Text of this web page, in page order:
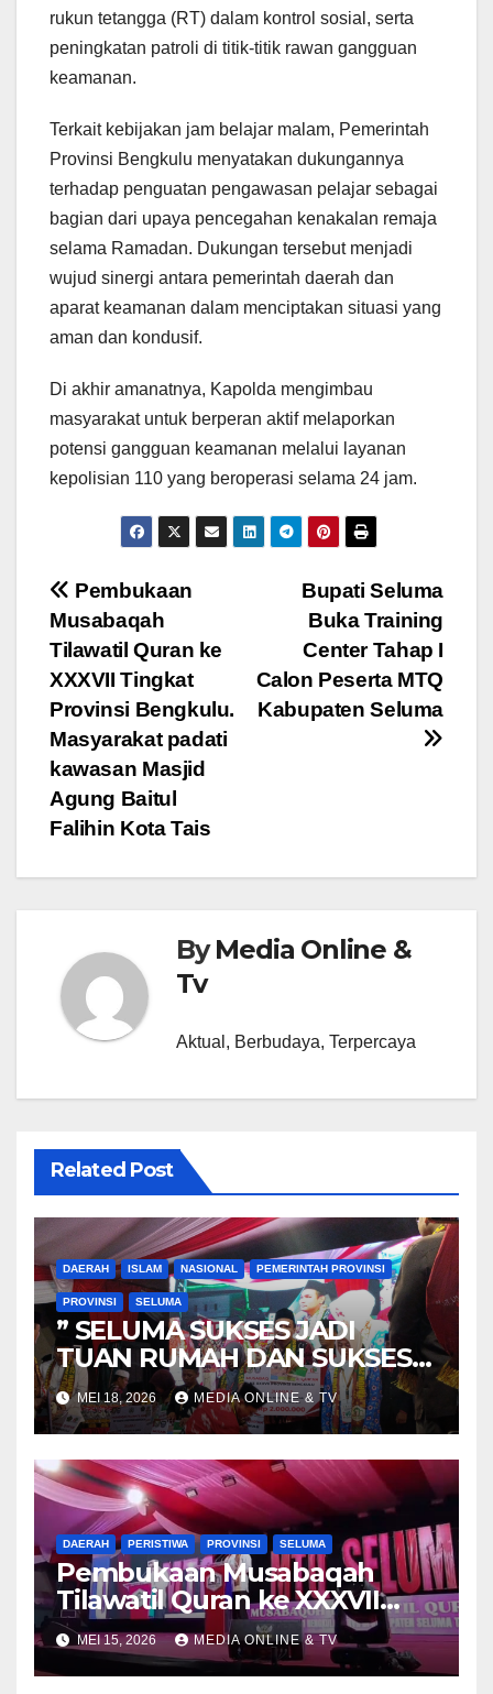
rukun tetangga (RT) dalam kontrol sosial, serta
peningkatan patroli di titik-titik rawan gangguan
keamanan.
Terkait kebijakan jam belajar malam, Pemerintah
Provinsi Bengkulu menyatakan dukungannya
terhadap penguatan pengawasan pelajar sebagai
bagian dari upaya pencegahan kenakalan remaja
selama Ramadan. Dukungan tersebut menjadi
wujud sinergi antara pemerintah daerah dan
aparat keamanan dalam menciptakan situasi yang
aman dan kondusif.
Di akhir amanatnya, Kapolda mengimbau
masyarakat untuk berperan aktif melaporkan
potensi gangguan keamanan melalui layanan
kepolisian 110 yang beroperasi selama 24 jam.
Navigasi
pos
Bupati Seluma
Buka Training
Center Tahap I
Calon Peserta MTQ
Kabupaten Seluma
Pembukaan
Musabaqah
Tilawatil Quran ke
XXXVII Tingkat
Provinsi Bengkulu.
Masyarakat padati
kawasan Masjid
Agung Baitul
Falihin Kota Tais
ByMedia Online &
Tv
Aktual, Berbudaya, Terpercaya
Related Post
DAERAH ISLAM NASIONAL PEMERINTAH PROVINSI
PROVINSI SELUMA
” SELUMA SUKSES JADI
TUAN RUMAH DAN SUKSES
MENJADI JUARA UMUM MTQ
KE-37 TINGKAT PROPINSI
BENGKULU TH.2026 “
MEI 18, 2026 MEDIA ONLINE & TV
DAERAH PERISTIWA PROVINSI SELUMA
Pembukaan Musabaqah
Tilawatil Quran ke XXXVII
Tingkat Provinsi Bengkulu.
Masyarakat padati kawasan
Masjid Agung Baitul Falihin
MEI 15, 2026 MEDIA ONLINE & TV